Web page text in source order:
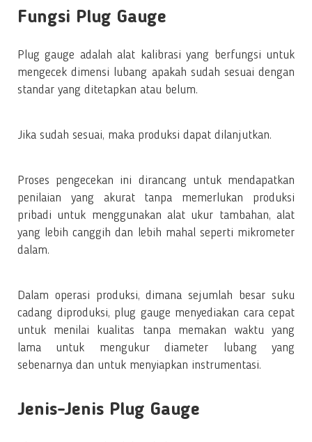
Fungsi Plug Gauge
Plug gauge adalah alat kalibrasi yang berfungsi untuk
mengecek dimensi lubang apakah sudah sesuai dengan
standar yang ditetapkan atau belum.
Jika sudah sesuai, maka produksi dapat dilanjutkan.
Proses pengecekan ini dirancang untuk mendapatkan
penilaian yang akurat tanpa memerlukan produksi
pribadi untuk menggunakan alat ukur tambahan, alat
yang lebih canggih dan lebih mahal seperti mikrometer
dalam.
Dalam operasi produksi, dimana sejumlah besar suku
cadang diproduksi, plug gauge menyediakan cara cepat
untuk menilai kualitas tanpa memakan waktu yang
lama untuk mengukur diameter lubang yang
sebenarnya dan untuk menyiapkan instrumentasi.
Jenis-Jenis Plug Gauge